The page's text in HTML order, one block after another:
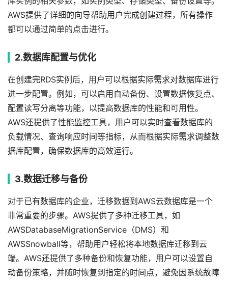
AWS提供了详细的向导帮助用户完成创建过程，所有操作
都可以通过简单的点击进行。
2.数据库配置与优化
在创建完RDS实例后，用户可以根据实际需求对数据库进行
进一步配置。例如，可以启用自动备份、设置数据恢复点、
配置读写分离等功能，以提高数据库的性能和可用性。
AWS还提供了性能监控工具，用户可以实时查看数据库的
负载情况、查询响应时间等指标，从而根据实际需求调整数
据库配置，确保数据库的高效运行。
3.数据迁移与备份
对于已有数据库的企业，迁移数据到AWS云数据库是一个
非常重要的步骤。AWS提供了多种迁移工具，如
AWSDatabaseMigrationService（DMS）和
AWSSnowball等，帮助用户轻松将本地数据库迁移到云
端。AWS还提供了多种备份和恢复功能，用户可以设置自
动备份策略，并随时恢复到指定的时间点，避免因系统故障